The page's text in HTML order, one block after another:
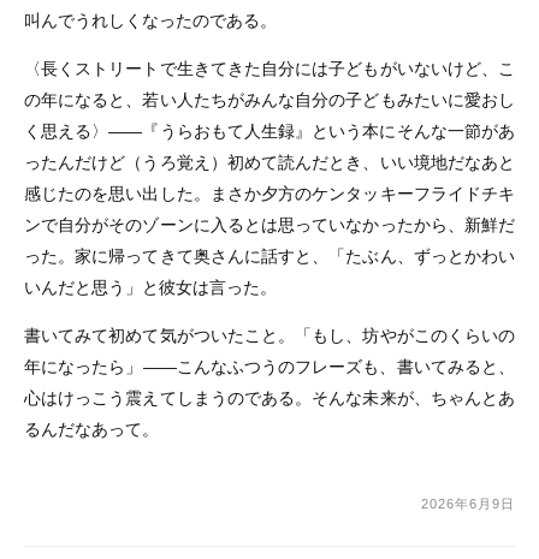
叫んでうれしくなったのである。
〈長くストリートで生きてきた自分には子どもがいないけど、こ
の年になると、若い人たちがみんな自分の子どもみたいに愛おし
く思える〉――『うらおもて人生録』という本にそんな一節があ
ったんだけど（うろ覚え）初めて読んだとき、いい境地だなあと
感じたのを思い出した。まさか夕方のケンタッキーフライドチキ
ンで自分がそのゾーンに入るとは思っていなかったから、新鮮だ
った。家に帰ってきて奥さんに話すと、「たぶん、ずっとかわい
いんだと思う」と彼女は言った。
書いてみて初めて気がついたこと。「もし、坊やがこのくらいの
年になったら」――こんなふつうのフレーズも、書いてみると、
心はけっこう震えてしまうのである。そんな未来が、ちゃんとあ
るんだなあって。
2026年6月9日